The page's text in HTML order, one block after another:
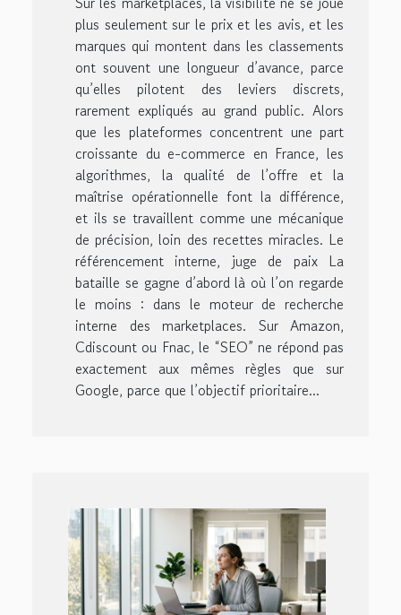
plus seulement sur le prix et les avis, et les
marques qui montent dans les classements
ont souvent une longueur d’avance, parce
qu’elles pilotent des leviers discrets,
rarement expliqués au grand public. Alors
que les plateformes concentrent une part
croissante du e-commerce en France, les
algorithmes, la qualité de l’offre et la
maîtrise opérationnelle font la différence,
et ils se travaillent comme une mécanique
de précision, loin des recettes miracles. Le
référencement interne, juge de paix La
bataille se gagne d’abord là où l’on regarde
le moins : dans le moteur de recherche
interne des marketplaces. Sur Amazon,
Cdiscount ou Fnac, le “SEO” ne répond pas
exactement aux mêmes règles que sur
Google, parce que l’objectif prioritaire...